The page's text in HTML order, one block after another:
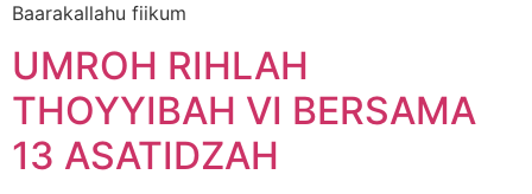
Baarakallahu fiikum
UMROH RIHLAH
THOYYIBAH VI BERSAMA
13 ASATIDZAH